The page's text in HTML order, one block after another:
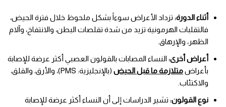
أثناء الدورة: تزداد الأعراض سوءاً بشكل ملحوظ خلال فترة الحيض،
فالتقلبات الهرمونية تزيد من شدة تقلصات البطن، والانتفاخ، وآلام
الظهر، والإرهاق.
أعراض أخرى: النساء المصابات بالقولون العصبي أكثر عرضة للإصابة
بأعراضمتلازمة ما قبل الحيض
(بالإنجليزية: PMS)، والأرق، والقلق،
والاكتئاب.
نوع القولون: تشير الدراسات إلى أن النساء أكثر عرضة للإصابة